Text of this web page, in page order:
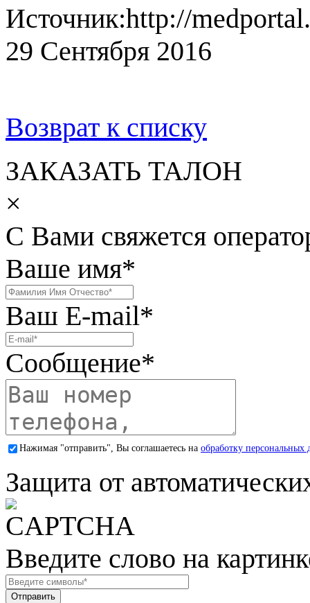
Источник:http://
29 Сентября 2016
Возврат к списку
ЗАКАЗАТЬ ТАЛОН
×
С Вами свяжется
Ваше имя*
Ваш E-mail*
Сообщение*
Нажимая "отправить", Вы соглашаетесь на обработку персональных
Защита от
Введите слово на